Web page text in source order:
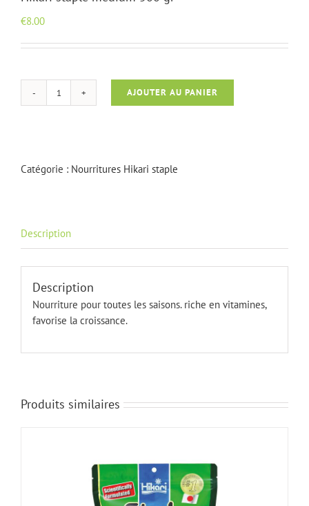
€8.00
quantité
medium
AJOUTER AU PANIER
Catégorie : Nourritures Hikari staple
Description
Description
Nourriture pour toutes les saisons. riche en vitamines,
favorise la croissance.
Produits similaires